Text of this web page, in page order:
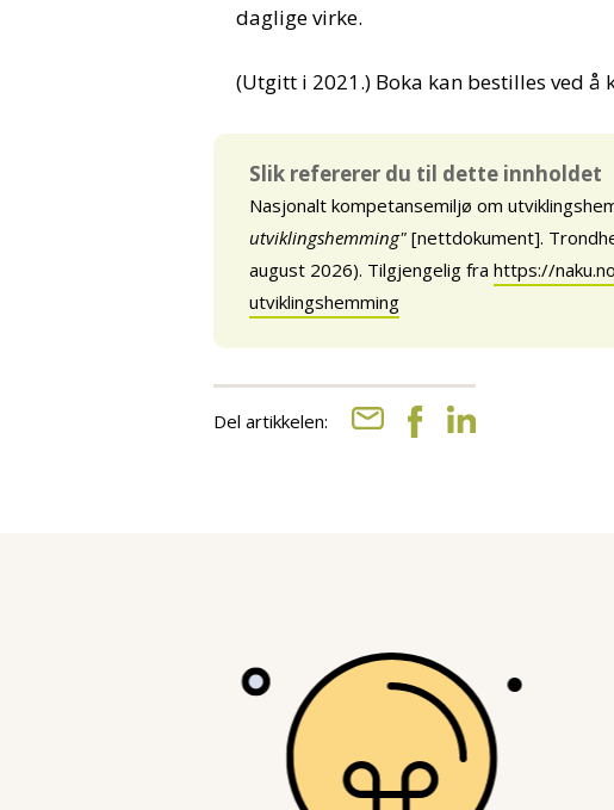
daglige virke.
(Utgitt i 2021.) Boka kan bestilles ved å
Slik refererer du til dette innholdet
Nasjonalt kompetansemiljø om
utviklingshemming" [nettdokument].
august 2026). Tilgjengelig frahttps://
utviklingshemming
Del artikkelen: